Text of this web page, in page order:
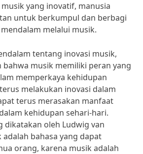
yang inovatif, manusia
untuk berkumpul dan berbagi
melalui musik.
tentang inovasi musik,
musik memiliki peran yang
memperkaya kehidupan
melakukan inovasi dalam
terus merasakan manfaat
kehidupan sehari-hari.
dikatakan oleh Ludwig van
adalah bahasa yang dapat
orang, karena musik adalah